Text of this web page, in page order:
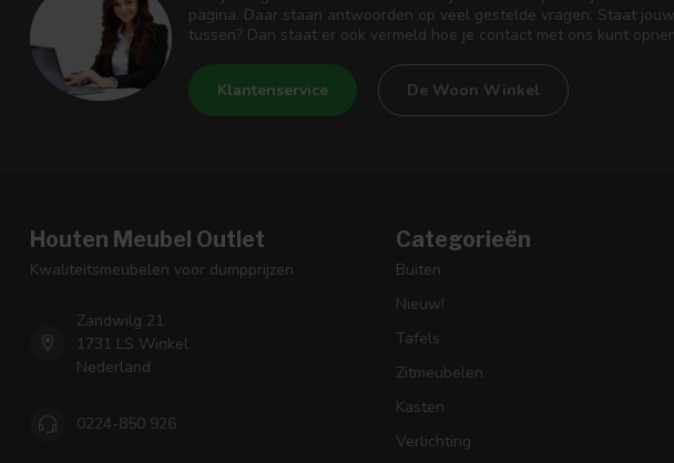
pagina. Daar staan antwoorden op veel gestelde vragen. Staat
tussen? Dan staat er ook vermeld hoe je contact met ons kunt
Klantenservice De Woon Winkel
Houten Meubel Outlet
Kwaliteitsmeubelen voor dumpprijzen
Zandwilg 21
1731 LS Winkel
Nederland
0224-850 926
Categorieën
Buiten
Nieuw!
Tafels
Zitmeubelen
Kasten
Verlichting